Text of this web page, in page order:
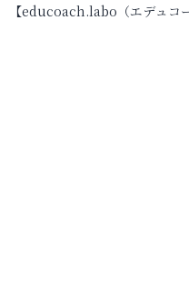
【educoach.labo（エデュコ